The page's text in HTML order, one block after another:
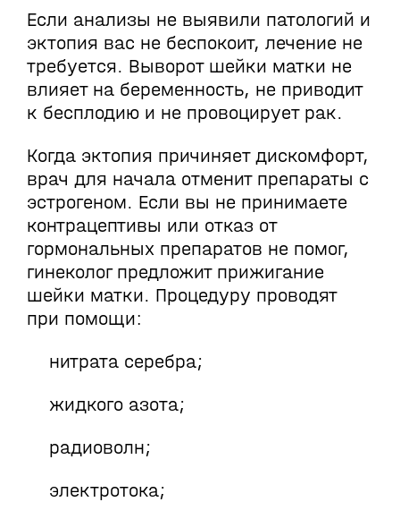
Если анализы не выявили патологий и
эктопия вас не беспокоит, лечение не
требуется. Выворот шейки матки не
влияет на беременность, не приводит
к бесплодию и не провоцирует рак.
Когда эктопия причиняет дискомфорт,
врач для начала отменит препараты с
эстрогеном. Если вы не принимаете
контрацептивы или отказ от
гормональных препаратов не помог,
гинеколог предложит прижигание
шейки матки. Процедуру проводят
при помощи:
нитрата серебра;
жидкого азота;
радиоволн;
электротока;